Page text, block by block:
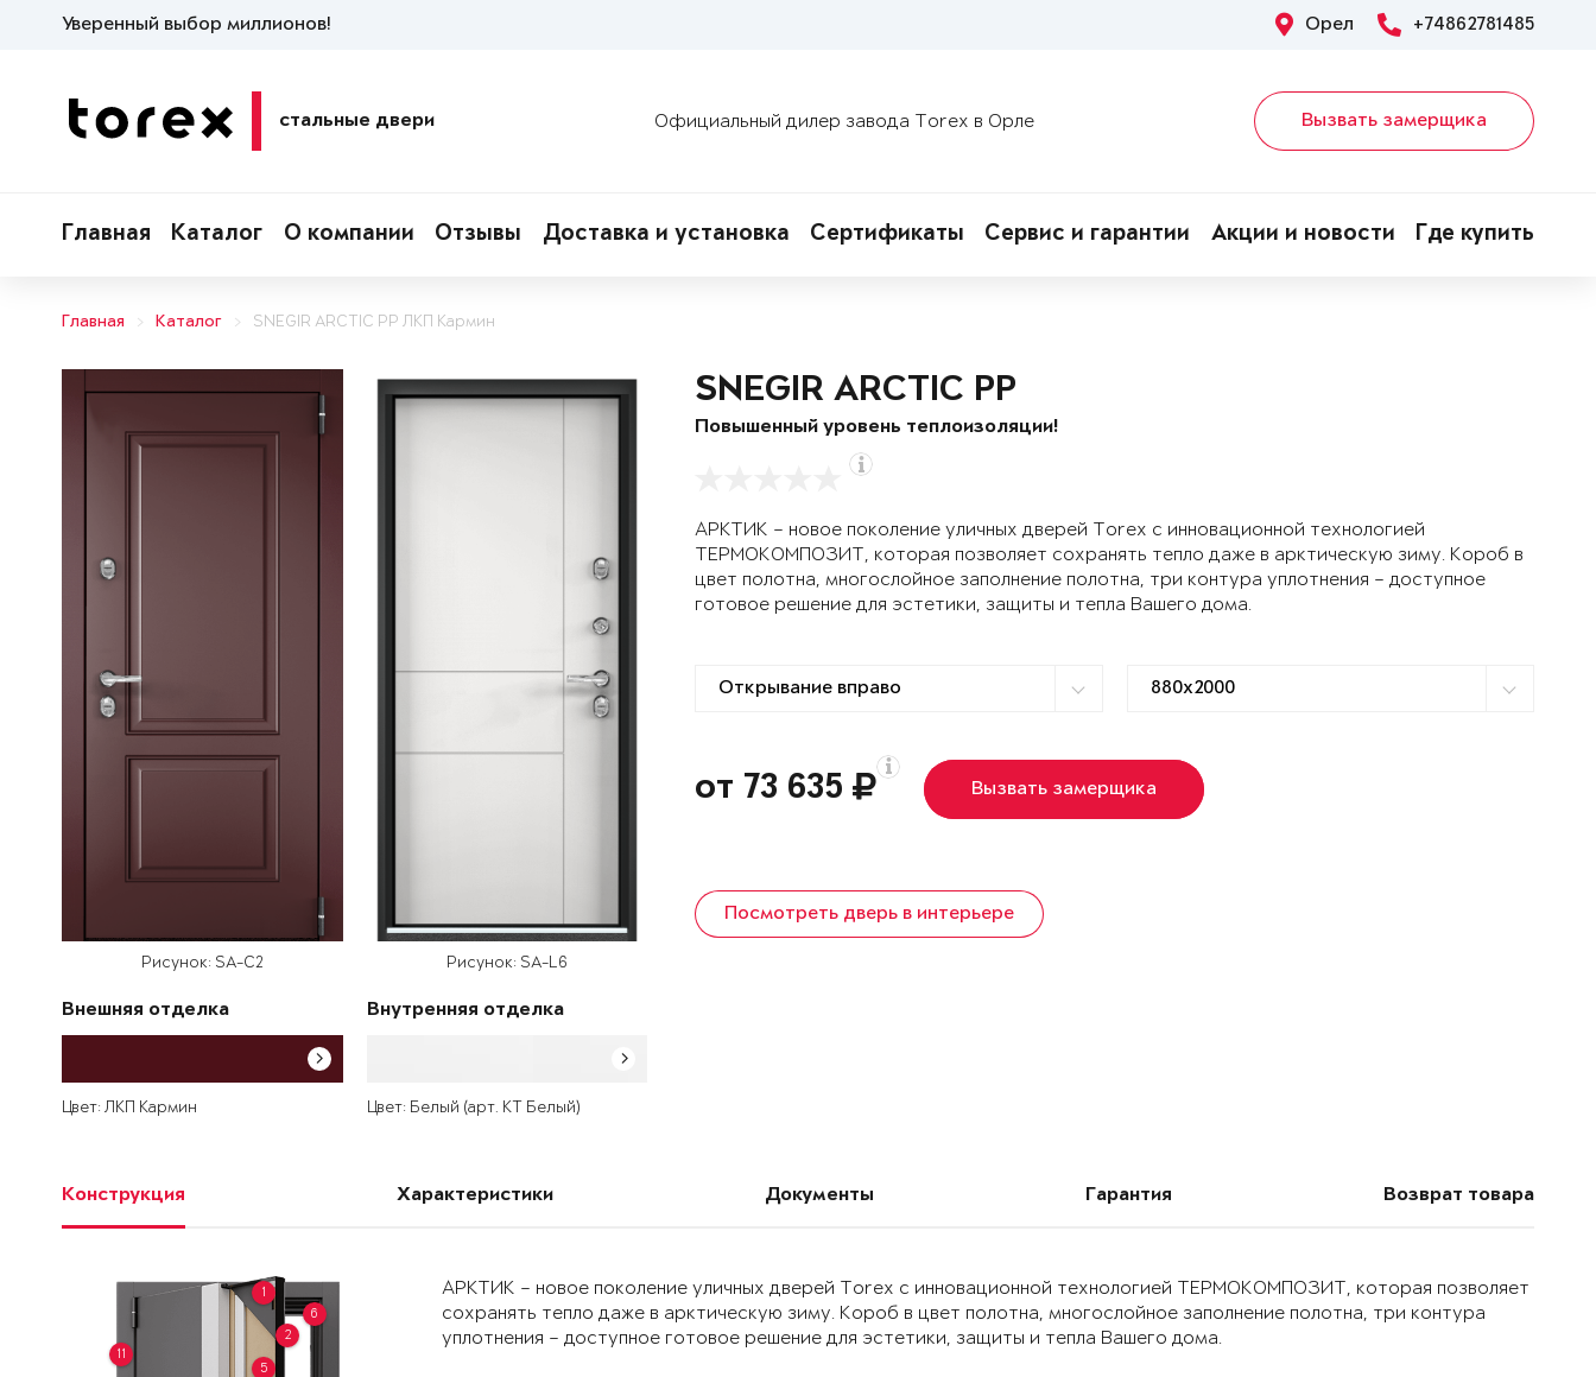
Уверенный выбор миллионов! Орел +74862781485
стальные двери Официальный дилер завода Torex в Орле Вызвать замерщика
Главная Каталог О компании Отзывы Доставка и установка Сертификаты Сервис и гарантии Акции и новости Где купить
Главная Каталог SNEGIR ARCTIC PP ЛКП Кармин
Рисунок: SA-C2
Внешняя отделка
Цвет: ЛКП Кармин
Рисунок: SA-L6
Внутренняя отделка
Цвет: Белый (арт. КТ Белый)
SNEGIR ARCTIC PP
Повышенный уровень теплоизоляции!
АРКТИК – новое поколение уличных дверей Torex с инновационной технологией
ТЕРМОКОМПОЗИТ, которая позволяет сохранять тепло даже в арктическую зиму. Короб в
цвет полотна, многослойное заполнение полотна, три контура уплотнения – доступное
готовое решение для эстетики, защиты и тепла Вашего дома.
от 73 635 Вызвать замерщика
Посмотреть дверь в интерьере
Конструкция Характеристики Документы Гарантия Возврат товара
1
2
5
6
11
АРКТИК – новое поколение уличных дверей Torex с инновационной технологией ТЕРМОКОМПОЗИТ, которая позволяет
сохранять тепло даже в арктическую зиму. Короб в цвет полотна, многослойное заполнение полотна, три контура
уплотнения – доступное готовое решение для эстетики, защиты и тепла Вашего дома.